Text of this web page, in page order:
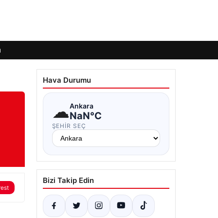
Hava Durumu
☁Ankara
NaN°C
ŞEHIR SEÇ
Bizi Takip Edin